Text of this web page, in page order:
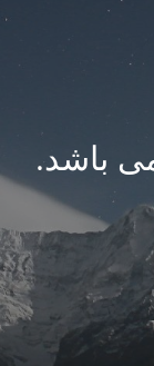
باشد.